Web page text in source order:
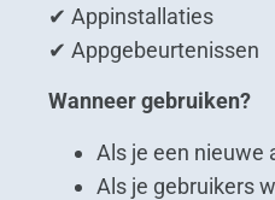
✔ Appinstallaties
✔ Appgebeurtenissen
Wanneer gebruiken?
Als je een nieuwe
Als je gebruikers